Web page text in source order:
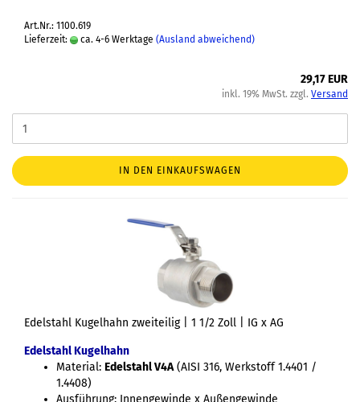
Art.Nr.: 1100.619
Lieferzeit:
ca. 4-6 Werktage (Ausland abweichend)
29,17 EUR
inkl. 19% MwSt. zzgl. Versand
IN DEN EINKAUFSWAGEN
Edelstahl Kugelhahn zweiteilig | 1 1/2 Zoll | IG x AG
Edelstahl Kugelhahn
Material: Edelstahl V4A(AISI 316, Werkstoff 1.4401 /
1.4408)